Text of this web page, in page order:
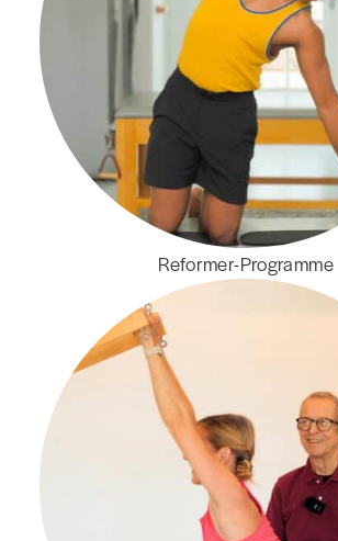
Reformer-Programme